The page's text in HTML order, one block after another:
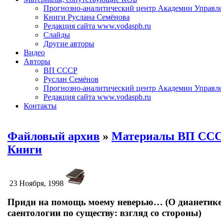
Прогнозно-аналитический центр Академии
Книги Руслана Семёнова
Редакция сайта www.vodaspb.ru
Слайды
Другие авторы
Видео
Авторы
ВП СССР
Руслан Семёнов
Прогнозно-аналитический центр Академии
Редакция сайта www.vodaspb.ru
Контакты
Файловый архив » Материалы ВП
Книги
23 Ноября, 1998
Приди на помощь моему неверью… (О
саентологии по существу: взгляд со стороны)